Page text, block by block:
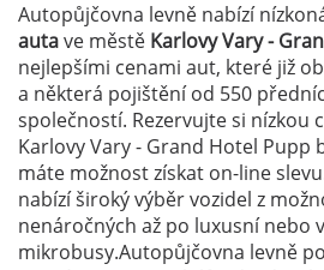
Autopůjčovna levně nabízí
autave městě Karlovy Vary -
nejlepšími cenami aut, které již
a některá pojištění od 550
společností. Rezervujte si nízkou
Karlovy Vary - Grand Hotel Pupp
máte možnost získat on-line
nabízí široký výběr vozidel z
nenáročných až po luxusní nebo
mikrobusy.Autopůjčovna levně